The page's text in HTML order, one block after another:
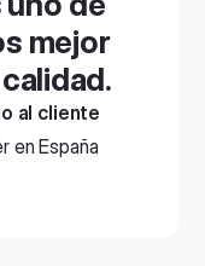
mejor
al cliente
en España